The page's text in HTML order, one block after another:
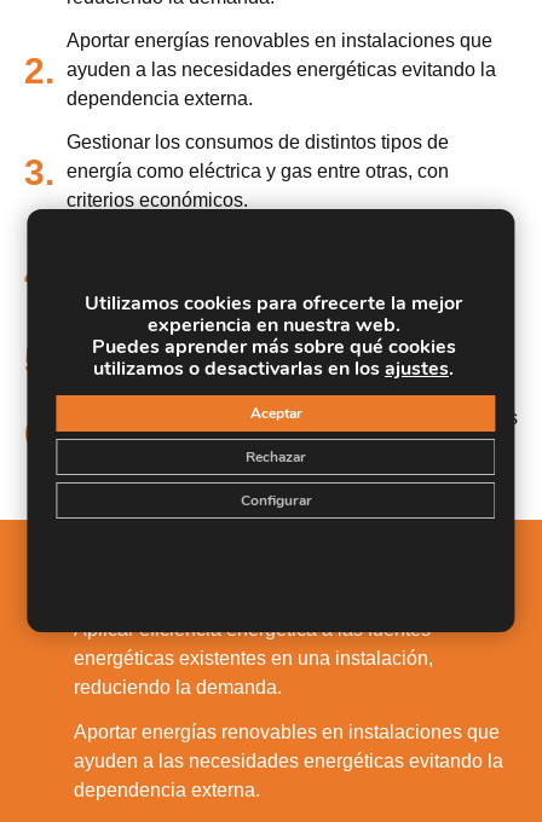
2.
Aportar energías renovables en instalaciones que
ayuden a las necesidades energéticas evitando la
dependencia externa.
3.
Gestionar los consumos de distintos tipos de
energía como eléctrica y gas entre otras, con
criterios económicos.
4.
adecuadas.
5.
Conocer la interconexión de información y energía
en las Smart City y los Smart Building.
6.
Adaptar instalaciones demandantes de energía a las
nuevas tecnologías y la transformación digital.
Aplicar eficiencia energética a las fuentes
energéticas existentes en una instalación,
reduciendo la demanda.
Aportar energías renovables en instalaciones que
ayuden a las necesidades energéticas evitando la
dependencia externa.
Utilizamos cookies para ofrecerte la mejor
experiencia en nuestra web.
Puedes aprender más sobre qué cookies
utilizamos o desactivarlas en losajustes.
Aceptar
Rechazar
Configurar